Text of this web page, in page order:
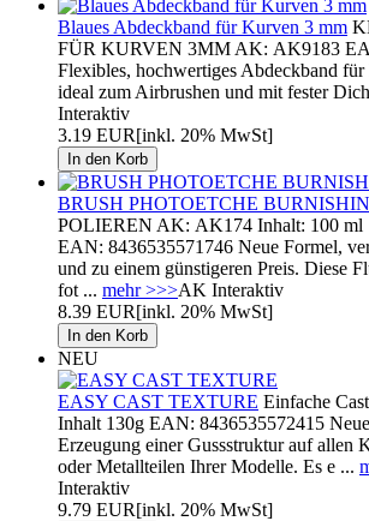
Blaues Abdeckband für Kurven 3 mm
FÜR KURVEN 3MM AK: AK9183
Flexibles, hochwertiges Abdeckband für
ideal zum Airbrushen und mit fester
Interaktiv
3.19 EUR[inkl. 20% MwSt]
BRUSH PHOTOETCHE
POLIEREN AK: AK174 Inhalt: 100 ml
EAN: 8436535571746 Neue Formel,
und zu einem günstigeren Preis. Diese
fot ... mehr >>>AK Interaktiv
8.39 EUR[inkl. 20% MwSt]
NEU
EASY CAST TEXTURE Einfache
Inhalt 130g EAN: 8436535572415
Erzeugung einer Gussstruktur auf allen
oder Metallteilen Ihrer Modelle. Es e ...
Interaktiv
9.79 EUR[inkl. 20% MwSt]